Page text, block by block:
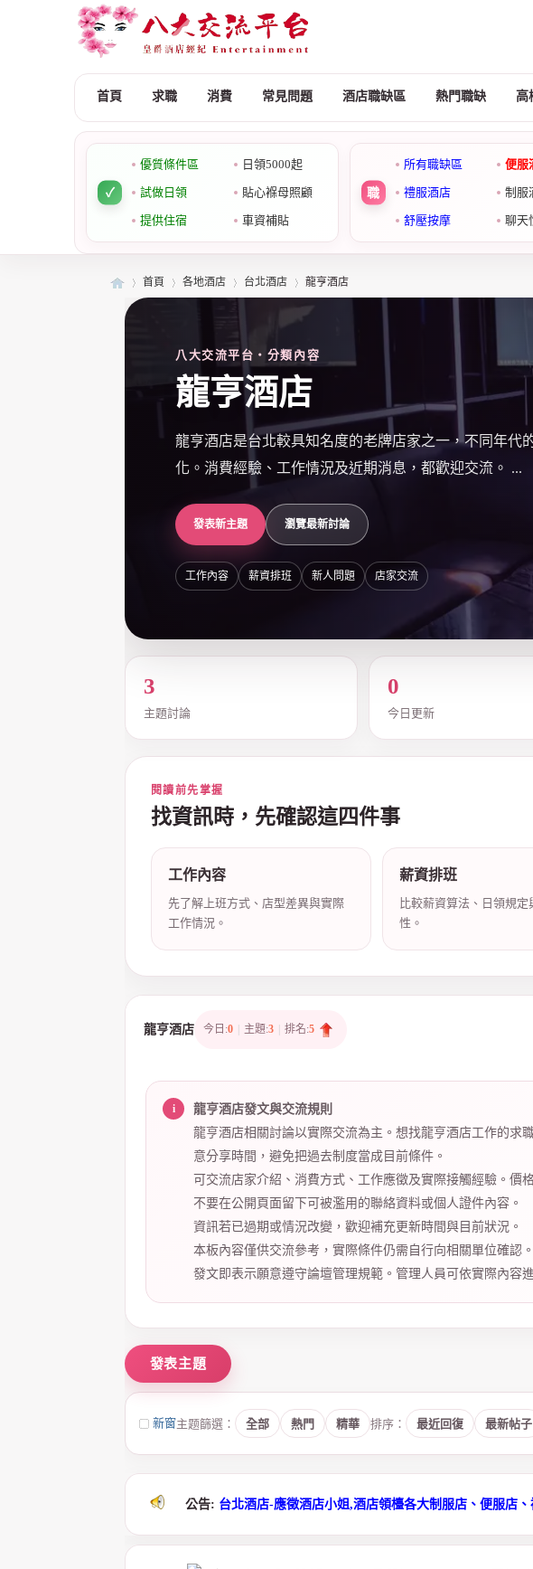
首頁 求職 消費 常見問題 酒店職缺區 熱門職缺 高
優質條件區 日領5000起
試做日領 貼心褓母照顧
提供住宿 車資補貼
所有職缺區 便服
禮服酒店 制服
舒壓按摩 聊天
首頁 各地酒店
›
台北酒店
›
龍亨酒店
八大交流平台・分類內容
龍亨酒店
龍亨酒店是台北較具知名度的老牌店家之一，不同年代
化。消費經驗、工作情況及近期消息，都歡迎交流。 ...
發表新主題 瀏覽最新討論
工作內容 薪資排班 新人問題 店家交流
3
主題討論
0
今日更新
閱讀前先掌握
找資訊時，先確認這四件事
工作內容
先了解上班方式、店型差異與實際
工作情況。
薪資排班
比較薪資算法、日領規定
性。
龍亨酒店 今日:0 主題:3 排名:5
龍亨酒店發文與交流規則
龍亨酒店相關討論以實際交流為主。想找龍亨酒店工作的求
意分享時間，避免把過去制度當成目前條件。
可交流店家介紹、消費方式、工作應徵及實際接觸經驗。價
不要在公開頁面留下可被濫用的聯絡資料或個人證件內容。
資訊若已過期或情況改變，歡迎補充更新時間與目前狀況。
本板內容僅供交流參考，實際條件仍需自行向相關單位確認。
發文即表示願意遵守論壇管理規範。管理人員可依實際內容
新窗主题篩選： 全部 熱門 精華 排序： 最近回復 最新帖子
公告: 台北酒店-應徵酒店小姐,酒店領檯各大制服店、便服店